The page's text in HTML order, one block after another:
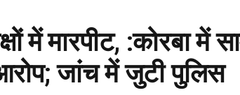
में मारपीट, :कोरबा
जांच में जुटी पुलिस